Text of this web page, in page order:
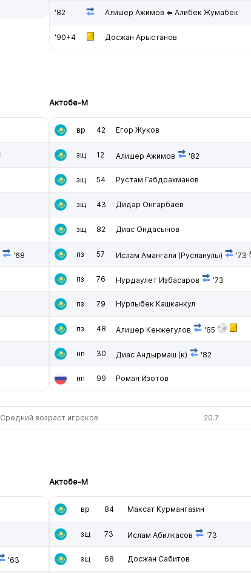
'82 Алишер Ажимов ⇐ Алибек Жумабек
'90+4 Досжан Арыстанов
'68
Актобе-М
вр 42 Егор Жуков
зщ 12 Алишер Ажимов '82
зщ 54 Рустам Габдрахманов
зщ 43 Дидар Онгарбаев
зщ 82 Диас Ондасынов
пз 57 Ислам Амангали (Русланулы) '73
пз 76 Нурдаулет Избасаров '73
пз 79 Нурлыбек Кашканкул
пз 48 Алишер Кенжегулов '65
нп 30 Диас Андырмаш (к) '82
нп 99 Роман Изотов
Средний возраст игроков 20.7
'63
Актобе-М
вр 84 Максат Курмангазин
зщ 73 Ислам Абилкасов '73
зщ 68 Досжан Сабитов